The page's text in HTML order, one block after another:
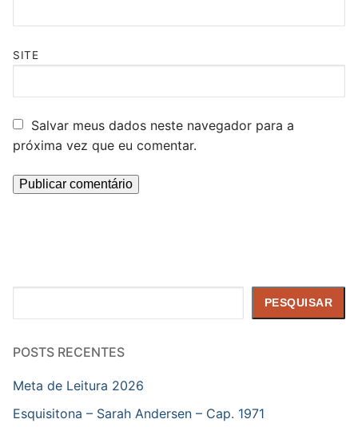
SITE
Salvar meus dados neste navegador para a
próxima vez que eu comentar.
PESQUISAR
POSTS RECENTES
Meta de Leitura 2026
Esquisitona – Sarah Andersen – Cap. 1971